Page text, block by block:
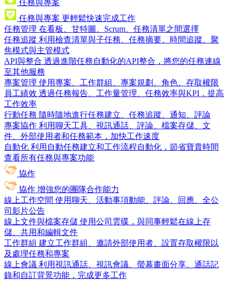
任務與專案
任務與專案 更輕鬆快速完成工作
任務管理 在看板、甘特圖、Scrum、任務清單之間選擇
任務追蹤 利用檢查清單與子任務、任務摘要、時間追蹤、聚
焦模式與主管模式
API與整合 透過進階任務自動化的API整合，將您的任務連線
至其他服務
專案管理 使用專案、工作群組、專案規劃、角色、存取權限
員工績效 透過任務報告、工作量管理、任務效率與KPI，提高
工作效率
行動任務 隨時隨地進行任務建立、任務追蹤、通知、評論
專案協作 利用聊天工具、視訊通話、評論、檔案存儲、文
件、外部使用者和任務範本，加快工作速度
自動化 利用自動任務建立和工作流程自動化，節省寶貴時間
查看所有任務與專案功能
協作
協作 增強您的團隊合作能力
線上工作空間 使用聊天、活動事項動能、評論、回應、全公
司影片公告
線上文件與檔案存儲 使用公司雲碟，與同事輕鬆在線上存
儲、共用和編輯文件
工作群組 建立工作群組、邀請外部使用者、設置存取權限以
及處理任務和專案
線上會議 利用視訊通話、視訊會議、螢幕畫面分享、通話記
錄和自訂背景功能，完成更多工作